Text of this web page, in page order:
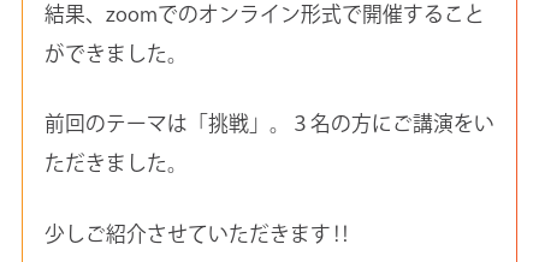
結果、zoomでのオンライン形式で開催すること
ができました。
前回のテーマは「挑戦」。３名の方にご講演をい
ただきました。
少しご紹介させていただきます‼